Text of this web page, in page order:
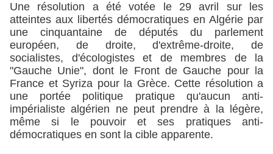
Une résolution a été votée le 29 avril sur les
atteintes aux libertés démocratiques en Algérie par
une cinquantaine de députés du parlement
européen, de droite, d'extrême-droite, de
socialistes, d'écologistes et de membres de la
"Gauche Unie", dont le Front de Gauche pour la
France et Syriza pour la Grèce. Cette résolution a
une portée politique pratique qu'aucun anti-
impérialiste algérien ne peut prendre à la légère,
même si le pouvoir et ses pratiques anti-
démocratiques en sont la cible apparente.